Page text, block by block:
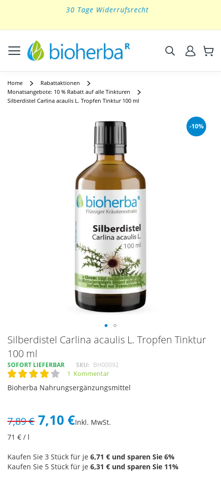
to
Kostenloser Versand innerhalb Deutschlands ab 39 €
Suchen
Home
Rabattaktionen
Monatsangebote: 10 % Rabatt auf alle Tinkturen
Silberdistel Carlina acaulis L. Tropfen Tinktur 100 ml
Silberdistel Carlina acaulis L. Tropfen Tinktur
100 ml
SOFORT LIEFERBAR SKU BH00092
Rating: 1 Kommentar
Bioherba Nahrungsergänzungsmittel
7,10 €
7,89 €
Inkl. MwSt.
71 € / l
Kaufen Sie 3 Stück für je 6,71 € und sparen Sie 6%
Kaufen Sie 5 Stück für je 6,31 € und sparen Sie 11%
-10%
Skip
the
beginning
of
the